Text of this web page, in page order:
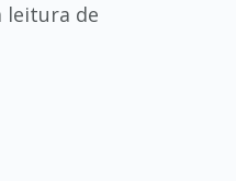
leitura de